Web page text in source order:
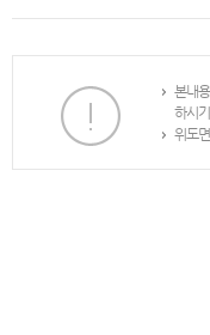
본내
하시
위도